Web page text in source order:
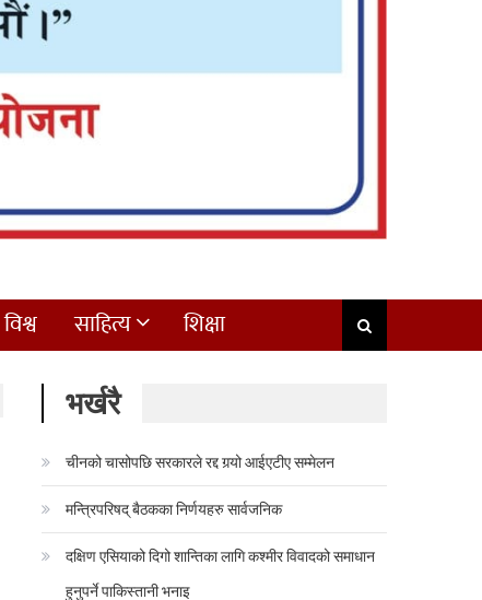
विश्व साहित्य शिक्षा
भर्खरै
चीनको चासोपछि सरकारले रद्द गर्‍यो आईएटीए सम्मेलन
मन्त्रिपरिषद् बैठकका निर्णयहरु सार्वजनिक
दक्षिण एसियाको दिगो शान्तिका लागि कश्मीर विवादको समाधान
हुनुपर्ने पाकिस्तानी भनाइ